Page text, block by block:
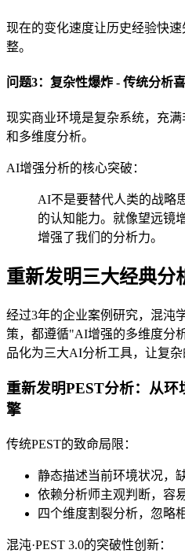
现在的变化速度让历史经验快
整。
问题3：复杂性爆炸 - 传统分析
现实商业环境是复杂系统，充
和多维度分析。
AI增强分析的核心突破：
AI不是要替代人类的战略
的认知能力。就像望远镜
增强了我们的分析力。
重新发明三大经典分
经过3年的企业案例研究，混沌
策，都遵循"AI增强的多维度分
品化为三大AI分析工具，让复杂
重新发明PEST分析：从环
擎
传统PEST的致命局限：
静态描述当前环境状况，
依赖分析师主观判断，容
四个维度割裂分析，忽略
混沌·PEST 3.0的突破性创新：